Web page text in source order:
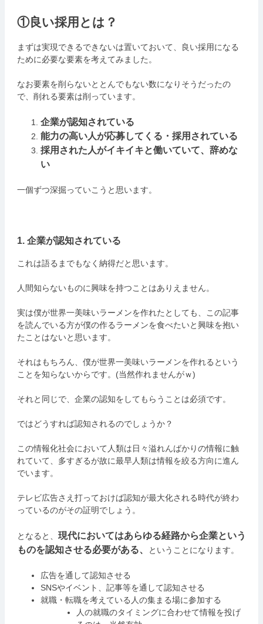
①良い採用とは？
まずは実現できるできないは置いておいて、良い採用になる
ために必要な要素を考えてみました。
なお要素を削らないととんでもない数になりそうだったの
で、削れる要素は削っています。
企業が認知されている
能力の高い人が応募してくる・採用されている
採用された人がイキイキと働いていて、辞めな
い
一個ずつ深掘っていこうと思います。
1. 企業が認知されている
これは語るまでもなく納得だと思います。
人間知らないものに興味を持つことはありえません。
実は僕が世界一美味いラーメンを作れたとしても、この記事
を読んでいる方が僕の作るラーメンを食べたいと興味を抱い
たことはないと思います。
それはもちろん、僕が世界一美味いラーメンを作れるという
ことを知らないからです。(当然作れませんがｗ)
それと同じで、企業の認知をしてもらうことは必須です。
ではどうすれば認知されるのでしょうか？
この情報化社会において人類は日々溢れんばかりの情報に触
れていて、多すぎるが故に最早人類は情報を絞る方向に進ん
でいます。
テレビ広告さえ打っておけば認知が最大化される時代が終わ
っているのがその証明でしょう。
となると、 現代においてはあらゆる経路から企業という
ものを認知させる必要がある、
ということになります。
広告を通して認知させる
SNSやイベント、記事等を通して認知させる
就職・転職を考えている人の集まる場に参加する
人の就職のタイミングに合わせて情報を投げ